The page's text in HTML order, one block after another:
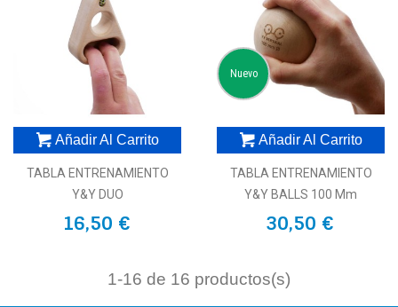
Añadir Al Carrito
TABLA ENTRENAMIENTO
Y&Y DUO
16,50 €
Nuevo
Añadir Al Carrito
TABLA ENTRENAMIENTO
Y&Y BALLS 100 Mm
30,50 €
1-16 de 16 productos(s)